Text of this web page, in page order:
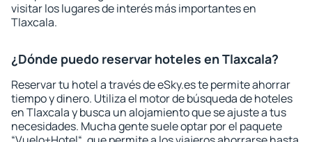
visitar los lugares de interés más importantes en
Tlaxcala.
¿Dónde puedo reservar hoteles en Tlaxcala?
Reservar tu hotel a través de eSky.es te permite ahorrar
tiempo y dinero. Utiliza el motor de búsqueda de hoteles
en Tlaxcala y busca un alojamiento que se ajuste a tus
necesidades. Mucha gente suele optar por el paquete